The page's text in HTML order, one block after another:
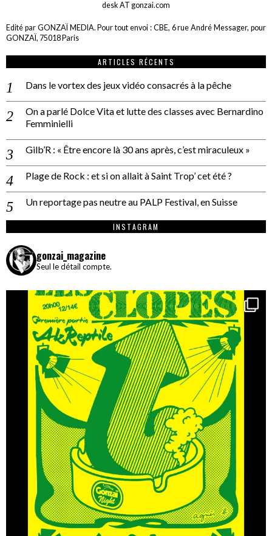
desk AT gonzai.com
Edité par GONZAÏ MEDIA. Pour tout envoi : CBE, 6 rue André Messager, pour
GONZAÏ, 75018 Paris
ARTICLES RÉCENTS
Dans le vortex des jeux vidéo consacrés à la pêche
On a parlé Dolce Vita et lutte des classes avec Bernardino
Femminielli
Gilb’R : « Être encore là 30 ans après, c’est miraculeux »
Plage de Rock : et si on allait à Saint Trop’ cet été ?
Un reportage pas neutre au PALP Festival, en Suisse
INSTAGRAM
gonzai_magazine
Seul le détail compte.